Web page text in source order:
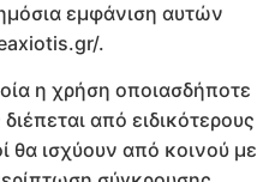
εμφάνιση αυτών
.
η χρήση οποιασδήποτε
από ειδικότερους
θα ισχύουν από κοινού με